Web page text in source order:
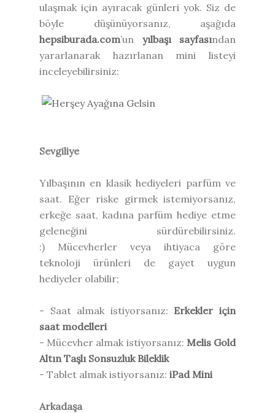
ulaşmak için ayıracak günleri yok. Siz de
böyle düşünüyorsanız, aşağıda
hepsiburada.com’un yılbaşı sayfasından
yararlanarak hazırlanan mini listeyi
inceleyebilirsiniz:
Sevgiliye
Yılbaşının en klasik hediyeleri parfüm ve
saat. Eğer riske girmek istemiyorsanız,
erkeğe saat, kadına parfüm hediye etme
geleneğini sürdürebilirsiniz.
:) Mücevherler veya ihtiyaca göre
teknoloji ürünleri de gayet uygun
hediyeler olabilir;
- Saat almak istiyorsanız: Erkekler için
saat modelleri
- Mücevher almak istiyorsanız: Melis Gold
Altın Taşlı Sonsuzluk Bileklik
- Tablet almak istiyorsanız: iPad Mini
Arkadaşa